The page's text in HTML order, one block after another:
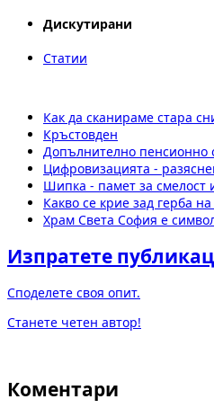
Дискутирани
Статии
Как да сканираме стара
Кръстовден
Допълнително пенсионно
Цифровизацията -
Шипка - памет за смелост
Какво се крие зад герба
Храм Света София е
Изпратете
Споделете своя опит.
Станете четен автор!
Коментари